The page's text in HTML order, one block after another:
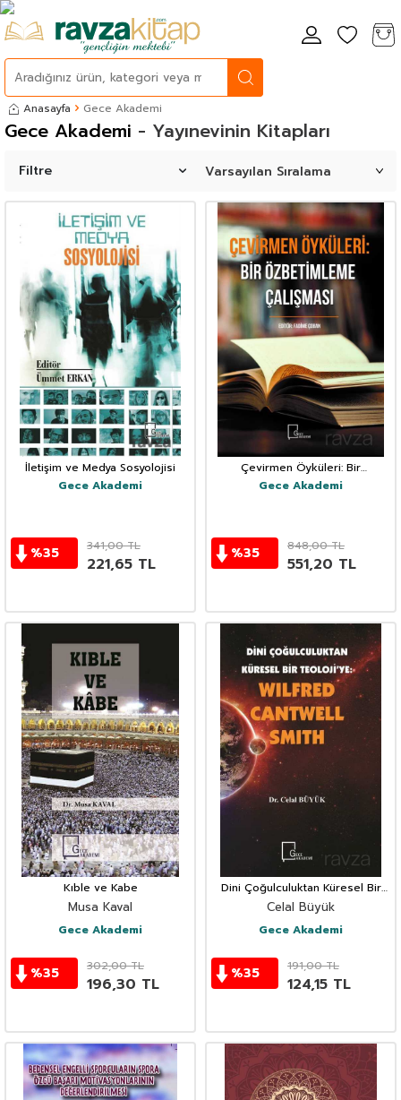
Anasayfa Gece Akademi
- Yayınevinin Kitapları
Gece Akademi
Filtre
İletişim ve Medya Sosyolojisi
Gece Akademi
%35 341,00TL
221,65 TL
Çevirmen Öyküleri: Bir
Özbetimleme Çalışması
Gece Akademi
%35 848,00TL
551,20 TL
Kıble ve Kabe
Musa Kaval
Gece Akademi
%35 302,00TL
196,30 TL
Dini Çoğulculuktan Küresel Bir
Teoloji'ye:
Celal Büyük
Gece Akademi
%35 191,00TL
124,15 TL